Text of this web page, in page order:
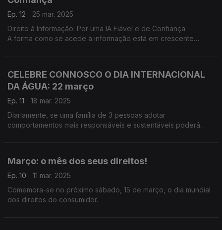
Ep. 12
25 mar. 2025
Direito à Informação: Por uma IA Fiável e de Confiança
A forma como se acede à informação está em crescente
CELEBRE CONNOSCO O DIA INTERNACIONAL
DA ÁGUA: 22 março
Ep. 11
18 mar. 2025
Diariamente, se uma família de 3 pessoas adotar
comportamentos mais responsáveis e sustentáveis poderá
Março: o mês dos seus direitos!
Ep. 10
11 mar. 2025
Comemora-se no próximo sábado, 15 de março, o dia mundial
dos direitos do consumidor.